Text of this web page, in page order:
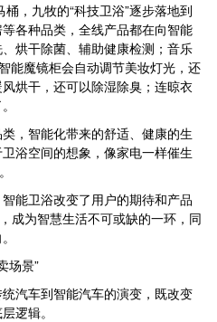
，九牧的“科技卫浴”逐步落地到
各种品类，全线产品都在向智能
烘干除菌、辅助健康检测；音乐
能魔镜柜会自动调节美妆灯光，还
烘干，还可以除湿除臭；连晾衣
，智能化带来的舒适、健康的生
浴空间的想象，像家电一样催生
能卫浴改变了用户的期待和产品
成为智慧生活不可或缺的一环，同
场景”
汽车到智能汽车的演变，既改变
逻辑。